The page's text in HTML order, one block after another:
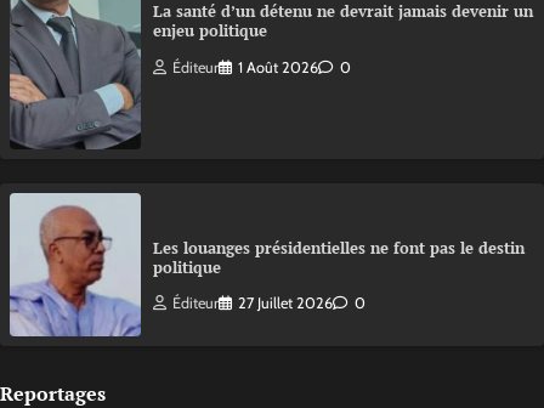
La santé d’un détenu ne devrait jamais devenir un
enjeu politique
Éditeur 1 Août 2026 0
Les louanges présidentielles ne font pas le destin
politique
Éditeur 27 Juillet 2026 0
Reportages